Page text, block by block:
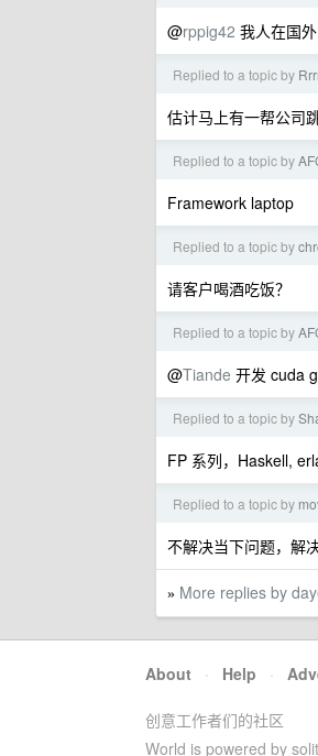
@rppig42 我人在国外
Replied to a topic by
估计马上有一帮公司
Replied to a topic by
Framework laptop
Replied to a topic by
请客户喝酒吃饭？
Replied to a topic by
@Tiande 开发 cuda
Replied to a topic by
FP 系列，Haskell,
Replied to a topic by
不解决当下问题，解
» More replies by
About · Help ·
创意工作者们的社区
World is powered by